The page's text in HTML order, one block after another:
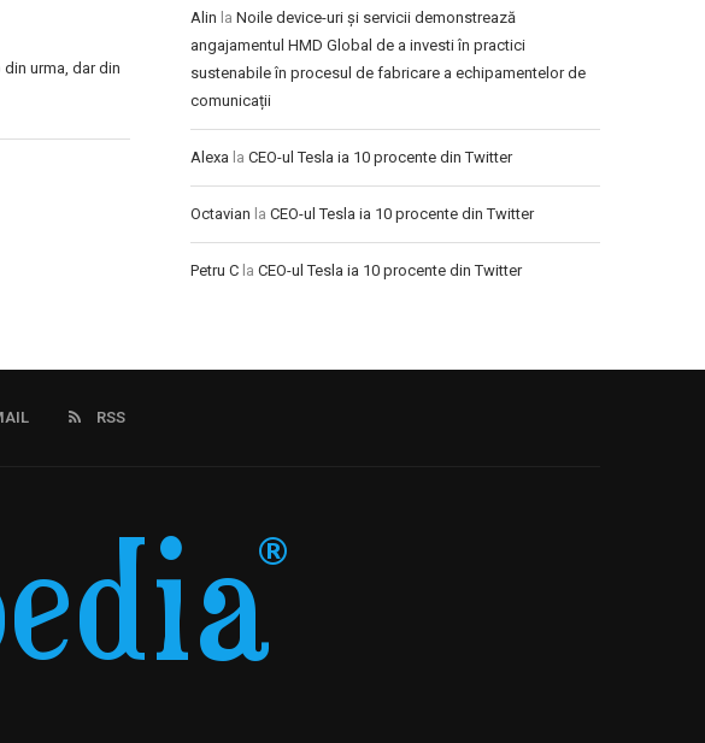
urma, dar din
Alin la Noile device-uri și servicii demonstrează
angajamentul HMD Global de a investi în practici
sustenabile în procesul de fabricare a echipamentelor de
comunicații
Alexa la CEO-ul Tesla ia 10 procente din Twitter
Octavian la CEO-ul Tesla ia 10 procente din Twitter
Petru C la CEO-ul Tesla ia 10 procente din Twitter
RSS